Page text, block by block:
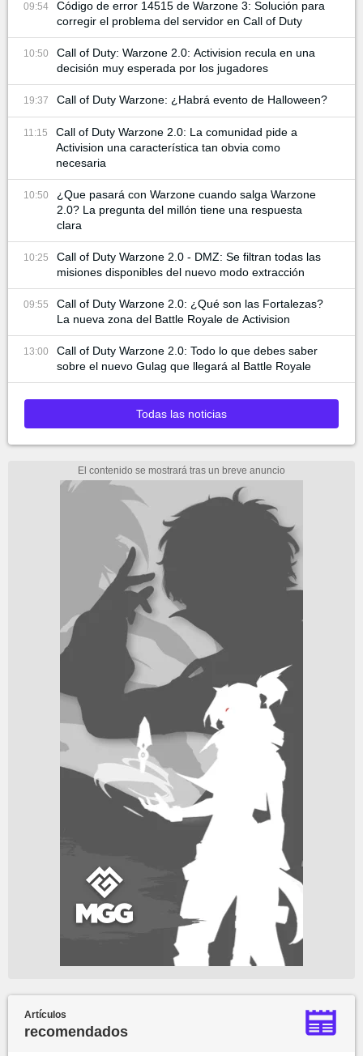
09:54
Código de error 14515 de Warzone 3: Solución para
corregir el problema del servidor en Call of Duty
10:50
Call of Duty: Warzone 2.0: Activision recula en una
decisión muy esperada por los jugadores
19:37 Call of Duty Warzone: ¿Habrá evento de Halloween?
11:15
Call of Duty Warzone 2.0: La comunidad pide a
Activision una característica tan obvia como
necesaria
10:50
¿Que pasará con Warzone cuando salga Warzone
2.0? La pregunta del millón tiene una respuesta
clara
10:25
Call of Duty Warzone 2.0 - DMZ: Se filtran todas las
misiones disponibles del nuevo modo extracción
09:55
Call of Duty Warzone 2.0: ¿Qué son las Fortalezas?
La nueva zona del Battle Royale de Activision
13:00
Call of Duty Warzone 2.0: Todo lo que debes saber
sobre el nuevo Gulag que llegará al Battle Royale
Todas las noticias
Artículos
recomendados